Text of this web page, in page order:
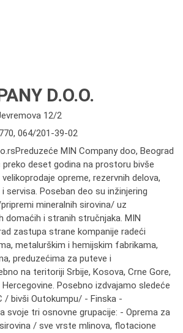
D.O.O.
12/2
, 064/201-39-02
MIN Company doo, Beograd
deset godina na prostoru bivše
opreme, rezervnih delova,
servisa. Poseban deo su inžinjering
mineralnih sirovina/ uz
domaćih i stranih stručnjaka. MIN
zastupa strane kompanije radeći
metalurškim i hemijskim fabrikama,
preduzećima za puteve i
na teritoriji Srbije, Kosova, Crne Gore,
Posebno izdvajamo sledeće
/ bivši Outokumpu/ - Finska -
svoje tri osnovne grupacije: - Oprema za
/ sve vrste mlinova, flotacione